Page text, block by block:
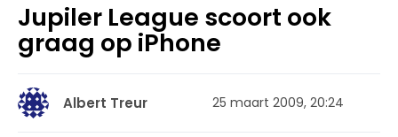
Jupiler League scoort ook
graag op iPhone
Albert Treur 25 maart 2009, 20:24